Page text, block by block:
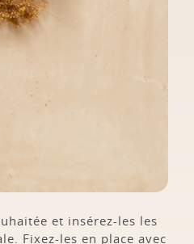
et insérez-les les
Fixez-les en place avec